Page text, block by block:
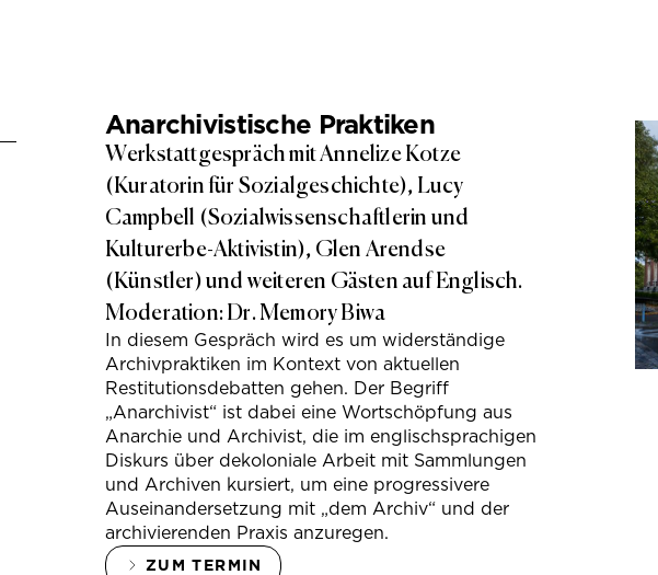
Anarchivistische Praktiken
Werkstattgespräch mit Annelize Kotze
(Kuratorin für Sozialgeschichte), Lucy
Campbell (Sozialwissenschaftlerin und
Kulturerbe-Aktivistin), Glen Arendse
(Künstler) und weiteren Gästen auf Englisch.
Moderation: Dr. Memory Biwa
In diesem Gespräch wird es um widerständige
Archivpraktiken im Kontext von aktuellen
Restitutionsdebatten gehen. Der Begriff
„Anarchivist“ ist dabei eine Wortschöpfung aus
Anarchie und Archivist, die im englischsprachigen
Diskurs über dekoloniale Arbeit mit Sammlungen
und Archiven kursiert, um eine progressivere
Auseinandersetzung mit „dem Archiv“ und der
archivierenden Praxis anzuregen.
ZUM TERMIN